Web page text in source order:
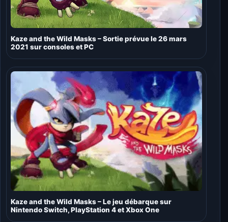
Kaze and the Wild Masks – Sortie prévue le 26 mars
2021 sur consoles et PC
Kaze and the Wild Masks – Le jeu débarque sur
Nintendo Switch, PlayStation 4 et Xbox One